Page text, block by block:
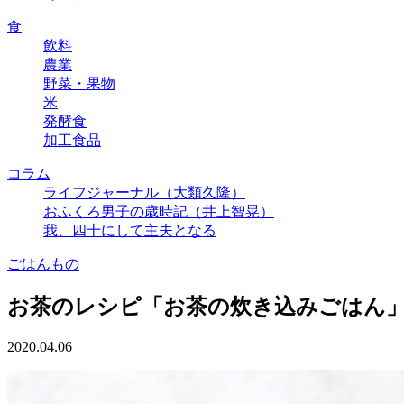
食
飲料
農業
野菜・果物
米
発酵食
加工食品
コラム
ライフジャーナル（大類久隆）
おふくろ男子の歳時記（井上智晃）
我、四十にして主夫となる
ごはんもの
お茶のレシピ「お茶の炊き込みごはん
2020.04.06